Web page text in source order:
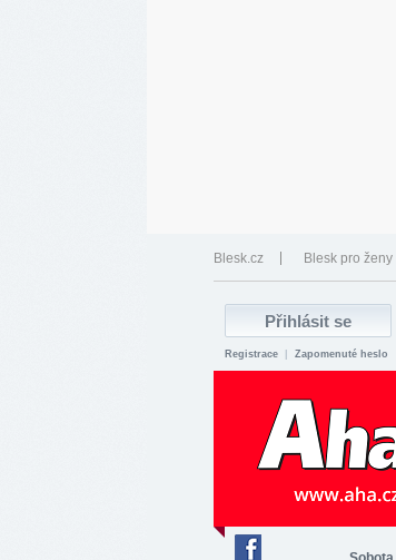
Blesk.cz Blesk pro ženy
Registrace Zapomenuté heslo